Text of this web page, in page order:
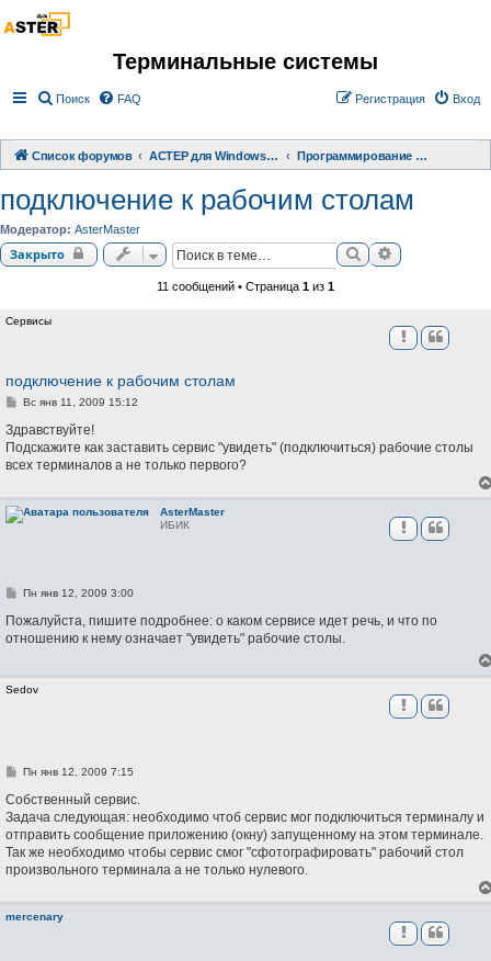
Терминальные системы
Поиск FAQ Вход
Регистрация
Список форумов АСТЕР для Windows 2000/XP/ 7/ 8/ 10 Программирование терминальных систем
подключение к рабочим столам
Модератор: AsterMaster
Закрыто ПоискРасширенный
11 сообщений • Страница 1 из 1
Сервисы
подключение к рабочим столам
С
о
б
щ
е
е
Вс янв 11, 2009 15:12
Здравствуйте!
Подскажите как заставить сервис "увидеть" (подключиться) рабочие столы
всех терминалов а не только первого?
AsterMaster
ИБИК
С
о
щ
и
е
Пн янв 12, 2009 3:00
Пожалуйста, пишите подробнее: о каком сервисе идет речь, и что по
отношению к нему означает "увидеть" рабочие столы.
Sedov
С
о
щ
е
н
е
Пн янв 12, 2009 7:15
Собственный сервис.
Задача следующая: необходимо чтоб сервис мог подключиться терминалу и
отправить сообщение приложению (окну) запущенному на этом терминале.
Так же необходимо чтобы сервис смог "сфотографировать" рабочий стол
произвольного терминала а не только нулевого.
mercenary